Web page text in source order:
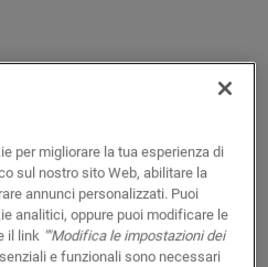
per migliorare la tua esperienza di
sul nostro sito Web, abilitare la
annunci personalizzati. Puoi
analitici, oppure puoi modificare le
il link ""Modifica le impostazioni dei
e funzionali sono necessari